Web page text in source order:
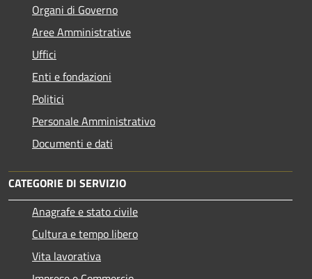
Organi di Governo
Aree Amministrative
Uffici
Enti e fondazioni
Politici
Personale Amministrativo
Documenti e dati
CATEGORIE DI SERVIZIO
Anagrafe e stato civile
Cultura e tempo libero
Vita lavorativa